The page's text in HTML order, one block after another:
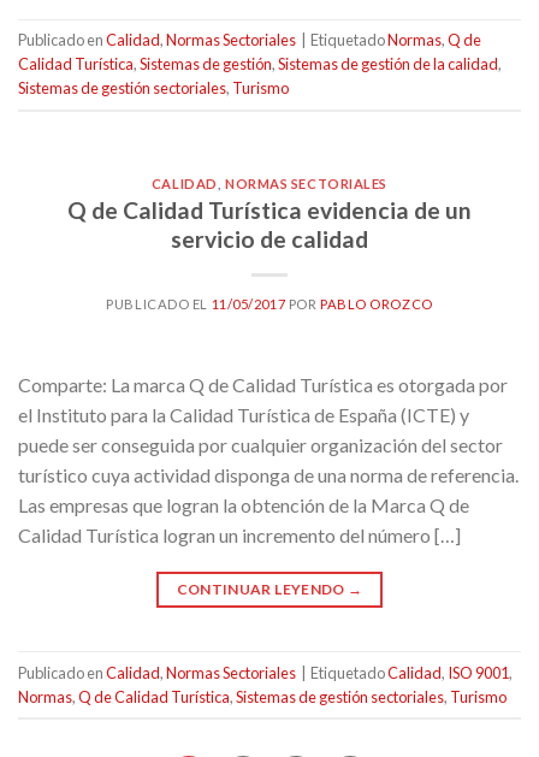
Publicado enCalidad,Normas Sectoriales EtiquetadoNormas,Q de
Calidad Turística,Sistemas de gestión,Sistemas de gestión de la calidad,
Sistemas de gestión sectoriales, Turismo
CALIDAD NORMAS SECTORIALES
Q de Calidad Turística evidencia de un
servicio de calidad
PUBLICADO EL 11/05/2017 POR PABLO OROZCO
Comparte: La marca Q de Calidad Turística es otorgada por
el Instituto para la Calidad Turística de España (ICTE) y
puede ser conseguida por cualquier organización del sector
turístico cuya actividad disponga de una norma de referencia.
Las empresas que logran la obtención de la Marca Q de
Calidad Turística logran un incremento del número […]
CONTINUAR LEYENDO →
Publicado enCalidad,Normas Sectoriales EtiquetadoCalidad, ISO 9001,
Normas,Q de Calidad Turística,Sistemas de gestión sectoriales, Turismo